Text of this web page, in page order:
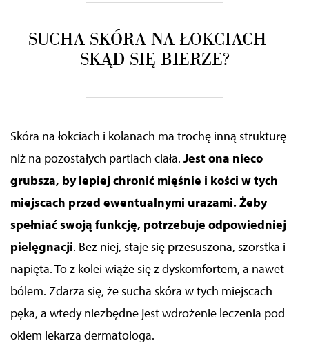
SUCHA SKÓRA NA ŁOKCIACH –
SKĄD SIĘ BIERZE?
Skóra na łokciach i kolanach ma trochę inną strukturę
niż na pozostałych partiach ciała. Jest ona nieco
grubsza, by lepiej chronić mięśnie i kości w tych
miejscach przed ewentualnymi urazami. Żeby
spełniać swoją funkcję, potrzebuje odpowiedniej
pielęgnacji. Bez niej, staje się przesuszona, szorstka i
napięta. To z kolei wiąże się z dyskomfortem, a nawet
bólem. Zdarza się, że sucha skóra w tych miejscach
pęka, a wtedy niezbędne jest wdrożenie leczenia pod
okiem lekarza dermatologa.